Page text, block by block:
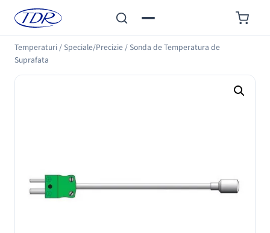
Temperaturi/Speciale/Precizie/Sonda de Temperatura de
Suprafata